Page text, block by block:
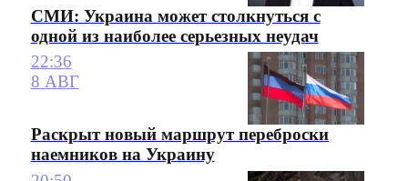
СМИ: Украина может столкнуться с
одной из наиболее серьезных неудач
22:36
8 АВГ
Раскрыт новый маршрут переброски
наемников на Украину